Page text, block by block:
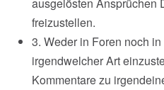
freizustellen.
3. Weder in Foren noch
irgendwelcher Art
Kommentare zu